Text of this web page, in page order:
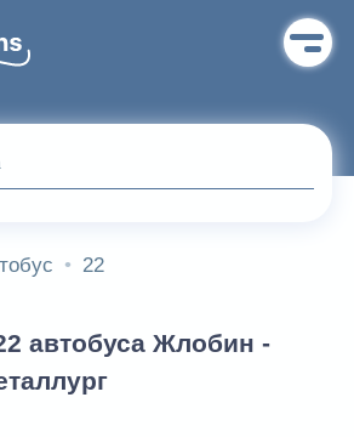
22
автобуса Жлобин -